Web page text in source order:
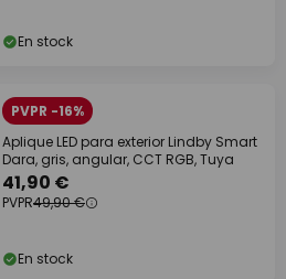
En stock
PVPR -16%
Aplique LED para exterior Lindby Smart
Dara, gris, angular, CCT RGB, Tuya
41,90 €
PVPR49,90 €
En stock